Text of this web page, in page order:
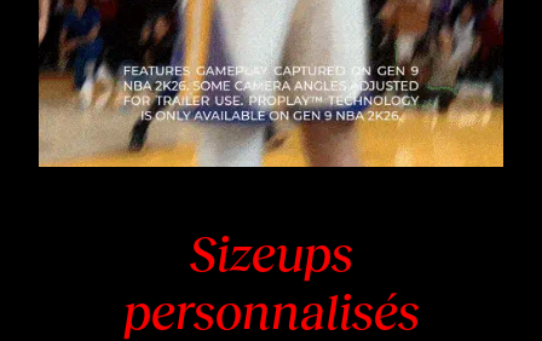
Sizeups
personnalisés